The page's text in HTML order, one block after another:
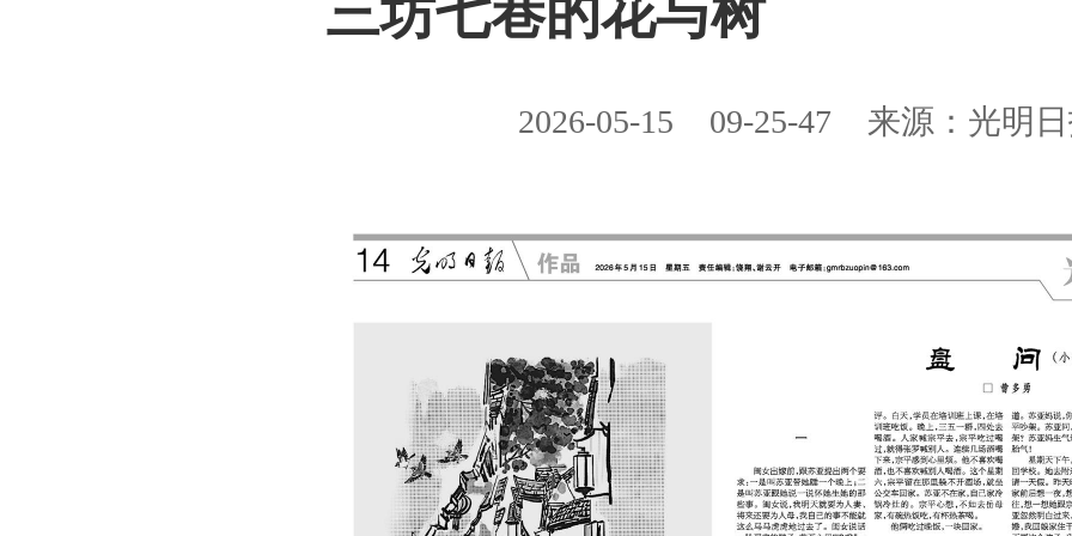
三坊七巷的花与树
2026-05-15 09-25-47 来源：光明